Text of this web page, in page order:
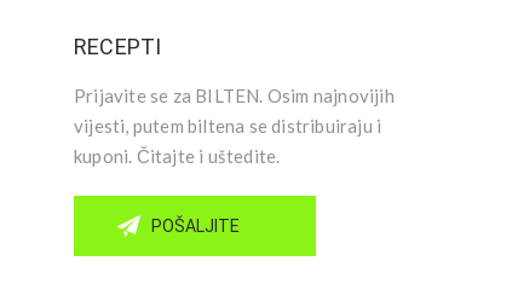
RECEPTI
Prijavite se za BILTEN. Osim najnovijih
vijesti, putem biltena se distribuiraju i
kuponi. Čitajte i uštedite.
POŠALJITE